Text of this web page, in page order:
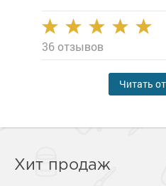
36 отзывов
Читать
Хит продаж